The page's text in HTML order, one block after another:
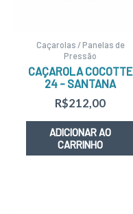
Caçarolas / Panelas de
Pressão
CAÇAROLA COCOTTE
24 – SANTANA
R$212,00
ADICIONAR AO
CARRINHO